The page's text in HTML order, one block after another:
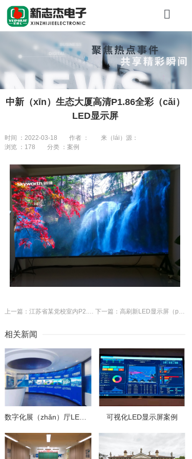
关于
产品
工程
中新（xīn）生态大厦高清P1.86全彩（cǎi）
LED显示屏
时间 ：2022-03-18 作者 ：
来（lái）源：
浏览 ： 178 分类 ：案例
上一篇：江苏省某党校室内P2.0高清LED显示屏 下一篇：高刷新LED显示屏（píng）案例
相关新闻
数字化展（zhǎn）厅LED显示屏应（yīng）用 可视化LED显示屏案例